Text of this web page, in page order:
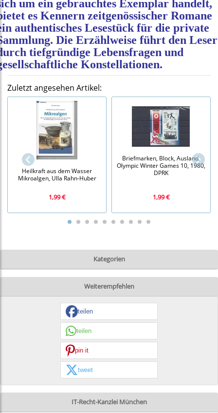
Kategorien
um ein gebrauchtes Exemplar handelt,
es Kennern zeitgenössischer Romane
authentisches Lesestück für die private
Die Erzählweise führt den Leser
tiefgründige Lebensfragen und
Konstellationen.
Zuletzt angesehen Artikel:
Heilkraft aus dem Wasser
Mikroalgen, Ulla Rahn-Huber
1,99 €
Briefmarken, Block, Ausland,
Olympic Winter Games 10, 1980,
DPRK
1,99 €
Weiterempfehlen
teilen
teilen
pin it
tweet
IT-Recht-Kanzlei München